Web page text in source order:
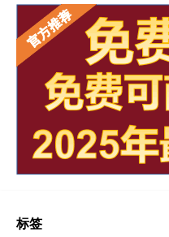
标签